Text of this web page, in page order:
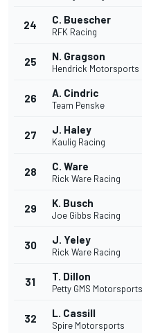
24 C. Buescher
RFK Racing
25 N. Gragson
Hendrick Motorsports
26 A. Cindric
Team Penske
27 J. Haley
Kaulig Racing
28 C. Ware
Rick Ware Racing
29 K. Busch
Joe Gibbs Racing
30 J. Yeley
Rick Ware Racing
31 T. Dillon
Petty GMS Motorsports
32 L. Cassill
Spire Motorsports